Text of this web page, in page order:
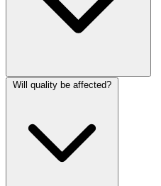
Will quality be affected?